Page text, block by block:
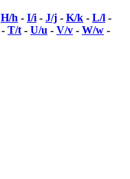
H/h - I/i - J/j - K/k - L/l -
- T/t - U/u - V/v - W/w -